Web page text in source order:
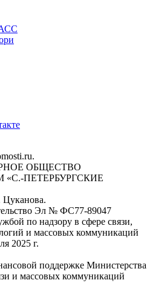
ОБЩЕСТВО
ПЕТЕРБУРГСКИЕ
Эл № ФС77-89047
по надзору в сфере связи,
и массовых коммуникаций
2025 г.
поддержке Министерства
и массовых коммуникаций